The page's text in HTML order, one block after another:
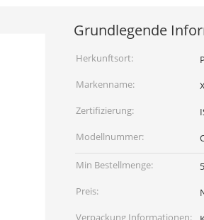
Grundlegende
Herkunftsort:
Markenname:
Zertifizierung:
Modellnummer:
Min Bestellmenge:
Preis:
Verpackung Informationen: